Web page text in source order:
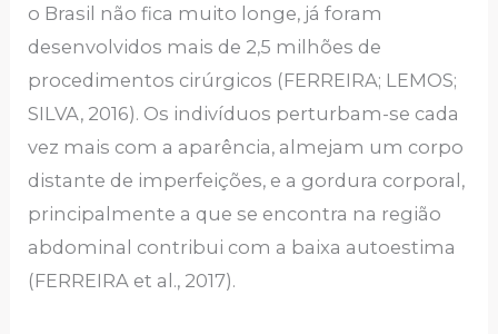
o Brasil não fica muito longe, já foram
desenvolvidos mais de 2,5 milhões de
procedimentos cirúrgicos (FERREIRA; LEMOS;
SILVA, 2016). Os indivíduos perturbam-se cada
vez mais com a aparência, almejam um corpo
distante de imperfeições, e a gordura corporal,
principalmente a que se encontra na região
abdominal contribui com a baixa autoestima
(FERREIRA et al., 2017).